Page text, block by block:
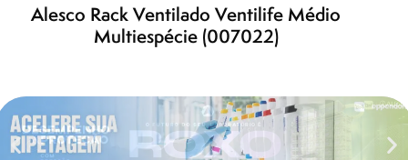
Alesco Rack Ventilado Ventilife Médio
Multiespécie (007022)